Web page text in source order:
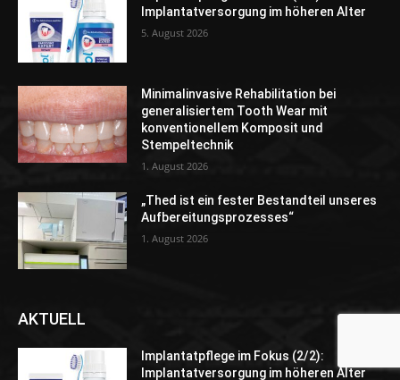
Implantatversorgung im höheren Alter
5. August 2026
Minimalinvasive Rehabilitation bei
generalisiertem Tooth Wear mit
konventionellem Komposit und
Stempeltechnik
1. August 2026
„Thed ist ein fester Bestandteil unseres
Aufbereitungsprozesses“
1. August 2026
AKTUELL
Implantatpflege im Fokus (2/2):
Implantatversorgung im höheren Alter